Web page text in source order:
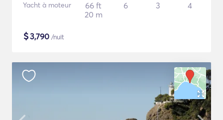
Yacht à moteur
66 ft
20 m
6 3 4
$3,790 /nuit